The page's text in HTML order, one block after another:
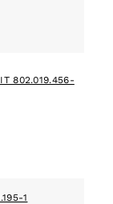
802.019.456-
1